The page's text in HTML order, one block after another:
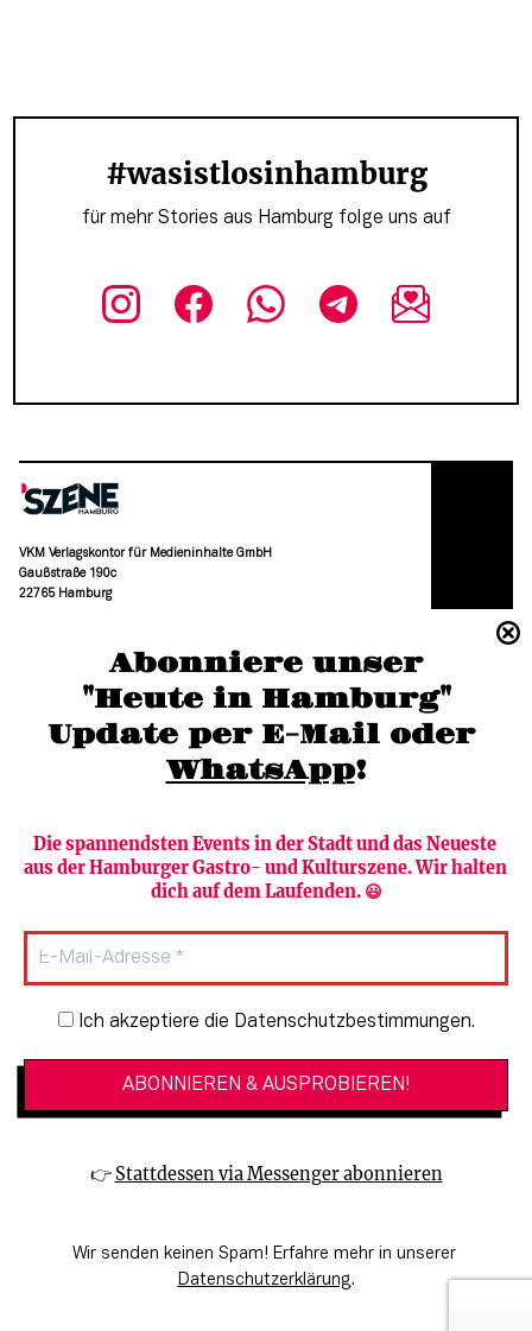
Abonniere unser
"Heute in Hamburg"
Update per E-Mail oder
WhatsApp!
Die spannendsten Events in der Stadt und das Neueste
aus der Hamburger Gastro- und Kulturszene. Wir halten
dich auf dem Laufenden. 😃
Newsletter-Anmeldung
Ich akzeptiere die Datenschutzbestimmungen.
👉 Stattdessen via Messenger abonnieren
Wir senden keinen Spam! Erfahre mehr in unserer
Datenschutzerklärung.
#wasistlosinhamburg
für mehr Stories aus Hamburg folge uns auf
VKM Verlagskontor für Medieninhalte GmbH
Gaußstraße 190c
22765 Hamburg
moc.grubmah-enezs@ofni
Newsletter abonnieren
HAMBURG PUR
🔗 Kinoprogramm
🔗 Genuss-Guide Hamburg
Verlag
Datenschutzbestimmungen
Barrierefreiheitserklärung